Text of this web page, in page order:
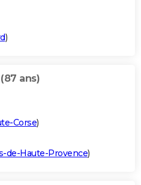
)
(87 ans)
Corse)
de-Haute-Provence)